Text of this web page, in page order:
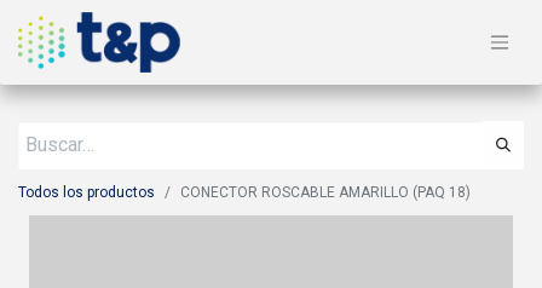
Todos los productos CONECTOR ROSCABLE AMARILLO (PAQ 18)